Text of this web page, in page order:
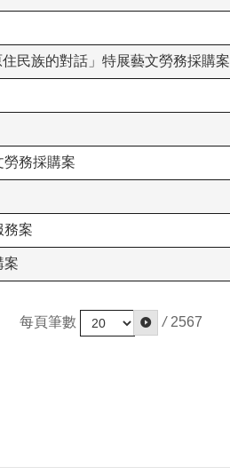
民族的對話」特展藝文勞務採購案
勞務採購案
務案
案
每頁筆數 / 2567